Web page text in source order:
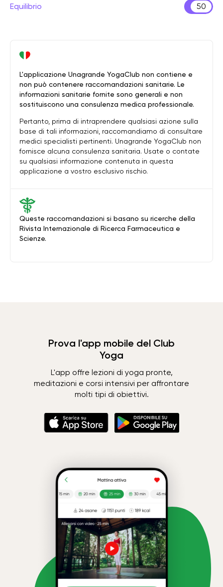
Equilibrio 50
Queste raccomandazioni si basano su ricerche della
Rivista Internazionale di Ricerca Farmaceutica e
Scienze.
L'applicazione Unagrande YogaClub non contiene e
non può contenere raccomandazioni sanitarie. Le
informazioni sanitarie fornite sono generali e non
sostituiscono una consulenza medica professionale.
Pertanto, prima di intraprendere qualsiasi azione sulla
base di tali informazioni, raccomandiamo di consultare
medici specialisti pertinenti. Unagrande YogaClub non
fornisce alcuna consulenza sanitaria. Usate o contate
su qualsiasi informazione contenuta in questa
applicazione a vostro esclusivo rischio.
Prova l'app mobile del Club
Yoga
L'app offre lezioni di yoga pronte,
meditazioni e corsi intensivi per affrontare
molti tipi di obiettivi.